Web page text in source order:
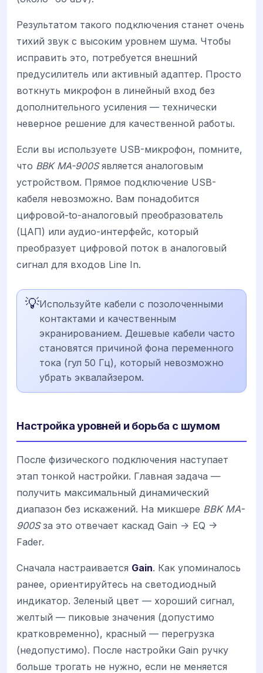
Результатом такого подключения станет очень
тихий звук с высоким уровнем шума. Чтобы
исправить это, потребуется внешний
предусилитель или активный адаптер. Просто
воткнуть микрофон в линейный вход без
дополнительного усиления — технически
неверное решение для качественной работы.
Если вы используете USB-микрофон, помните,
что BBK MA-900Sявляется аналоговым
устройством. Прямое подключение USB-
кабеля невозможно. Вам понадобится
цифровой-to-аналоговый преобразователь
(ЦАП) или аудио-интерфейс, который
преобразует цифровой поток в аналоговый
сигнал для входов Line In.
💡Используйте кабели с позолоченными
контактами и качественным
экранированием. Дешевые кабели часто
становятся причиной фона переменного
тока (гул 50 Гц), который невозможно
убрать эквалайзером.
Настройка уровней и борьба с шумом
После физического подключения наступает
этап тонкой настройки. Главная задача —
получить максимальный динамический
диапазон без искажений. На микшере BBK MA-
900Sза это отвечает каскад Gain -> EQ ->
Fader.
Сначала настраивается Gain. Как упоминалось
ранее, ориентируйтесь на светодиодный
индикатор. Зеленый цвет — хороший сигнал,
желтый — пиковые значения (допустимо
кратковременно), красный — перегрузка
(недопустимо). После настройки Gain ручку
больше трогать не нужно, если не меняется